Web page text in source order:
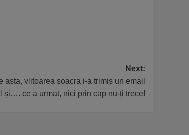
Next:
viitoarea soacra i-a trimis un email
și…. ce a urmat, nici prin cap nu-ți trece!